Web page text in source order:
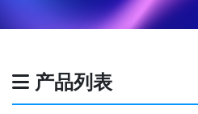
产品列表